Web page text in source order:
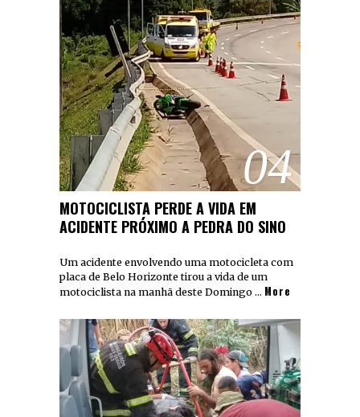
04
MOTOCICLISTA PERDE A VIDA EM
ACIDENTE PRÓXIMO A PEDRA DO SINO
Um acidente envolvendo uma motocicleta com
placa de Belo Horizonte tirou a vida de um
motociclista na manhã deste Domingo … More